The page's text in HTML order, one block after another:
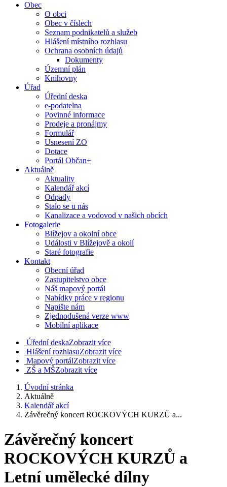
Obec
O obci
Obec v číslech
Seznam podnikatelů a služeb
Hlášení místního rozhlasu
Ochrana osobních údajů
Dokumenty
Územní plán
Knihovny
Úřad
Úřední deska
e-podatelna
Povinné informace
Prodeje a pronájmy
Formulář
Usnesení ZO
Dotace
Portál Občan+
Aktuálně
Aktuality
Kalendář akcí
Odpady
Stalo se u nás
Kanalizace a vodovod v našich obcích
Fotogalerie
Blížejov a okolní obce
Události v Blížejově a okolí
Staré fotografie
Kontakt
Obecní úřad
Zastupitelstvo obce
Náš mapový portál
Nabídky práce v regionu
Napište nám
Zjednodušená verze www
Mobilní aplikace
Úřední deskaZobrazit více
Hlášení rozhlasuZobrazit více
Mapový portálZobrazit více
ZŠ a MŠZobrazit více
Úvodní stránka
Aktuálně
Kalendář akcí
Závěrečný koncert ROCKOVÝCH KURZŮ a...
Závěrečný koncert
ROCKOVÝCH KURZŮ a
Letní umělecké dílny